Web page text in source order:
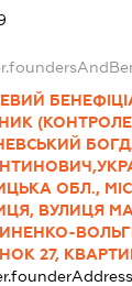
ОБЛ.,
ВУЛИЦЯ
27,